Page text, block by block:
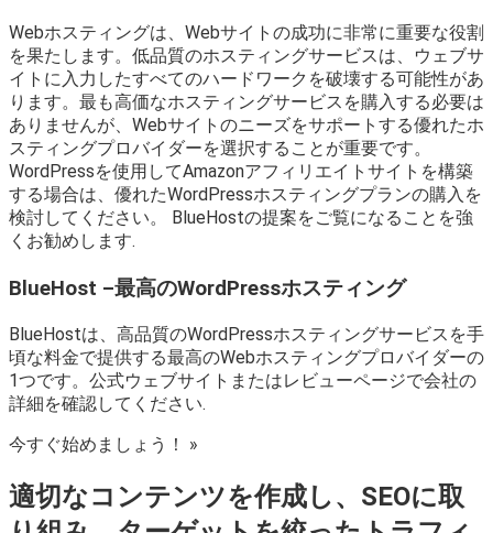
Webホスティングは、Webサイトの成功に非常に重要な役割
を果たします。低品質のホスティングサービスは、ウェブサ
イトに入力したすべてのハードワークを破壊する可能性があ
ります。最も高価なホスティングサービスを購入する必要は
ありませんが、Webサイトのニーズをサポートする優れたホ
スティングプロバイダーを選択することが重要です。
WordPressを使用してAmazonアフィリエイトサイトを構築
する場合は、優れたWordPressホスティングプランの購入を
検討してください。 BlueHostの提案をご覧になることを強
くお勧めします.
BlueHost –最高のWordPressホスティング
BlueHostは、高品質のWordPressホスティングサービスを手
頃な料金で提供する最高のWebホスティングプロバイダーの
1つです。公式ウェブサイトまたはレビューページで会社の
詳細を確認してください.
今すぐ始めましょう！ »
適切なコンテンツを作成し、SEOに取